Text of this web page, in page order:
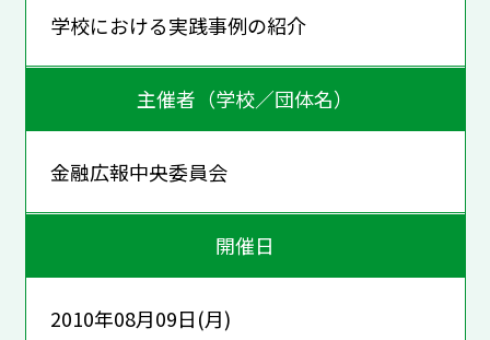
学校における実践事例の紹介
主催者（学校／団体名）
金融広報中央委員会
開催日
2010年08月09日(月)